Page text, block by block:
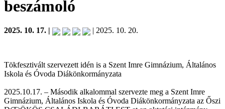
beszámoló
2025. 10. 17. | | 2025. 10. 20.
Tökfesztivált szervezett idén is a Szent Imre Gimnázium, Általános
Iskola és Óvoda Diákönkormányzata
2025.10.17. – Második alkalommal szervezte meg a Szent Imre
Gimnázium, Általános Iskola és Óvoda Diákönkormányzata az Őszi